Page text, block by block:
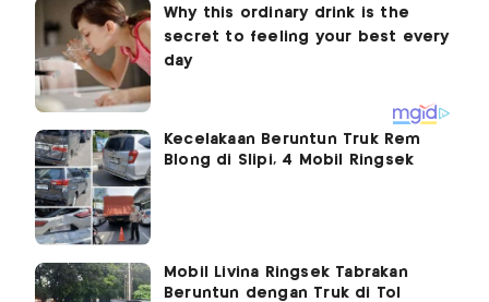
Kecelakaan Beruntun Truk Rem
Blong di Slipi, 4 Mobil Ringsek
Mobil Livina Ringsek Tabrakan
Beruntun dengan Truk di Tol